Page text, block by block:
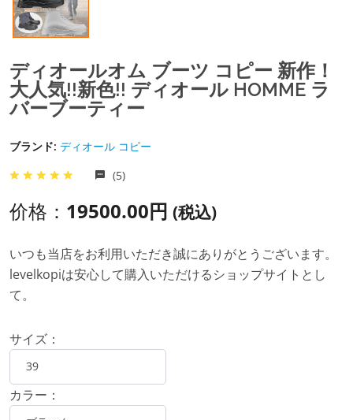
ディオールオム ブーツ コピー 新作！
大人気!!新色!! ディオール HOMME ラ
バーブーティー
ブランド: ディオール コピー
(5)
价格： 19500.00円 (税込)
いつも当店をお利用いただき誠にありがとうございます。
levelkopiは安心して購入いただけるショップサイトとし
て。
サイズ：
カラー：